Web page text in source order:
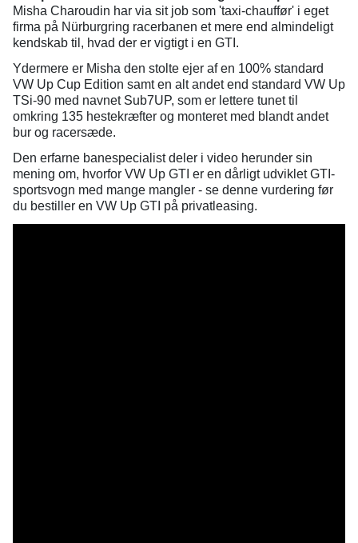
Misha Charoudin har via sit job som 'taxi-chauffør' i eget
firma på Nürburgring racerbanen et mere end almindeligt
kendskab til, hvad der er vigtigt i en GTI.
Ydermere er Misha den stolte ejer af en 100% standard
VW Up Cup Edition samt en alt andet end standard VW Up
TSi-90 med navnet Sub7UP, som er lettere tunet til
omkring 135 hestekræfter og monteret med blandt andet
bur og racersæde.
Den erfarne banespecialist deler i video herunder sin
mening om, hvorfor VW Up GTI er en dårligt udviklet GTI-
sportsvogn med mange mangler - se denne vurdering før
du bestiller en VW Up GTI på privatleasing.